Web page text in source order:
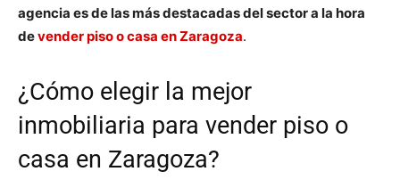
agencia es de las más destacadas del sector a la hora
devender piso o casa en Zaragoza.
¿Cómo elegir la mejor
inmobiliaria para vender piso o
casa en Zaragoza?